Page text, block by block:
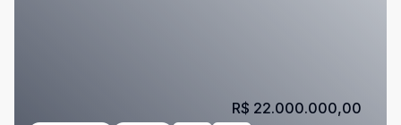
R$ 22.000.000,00